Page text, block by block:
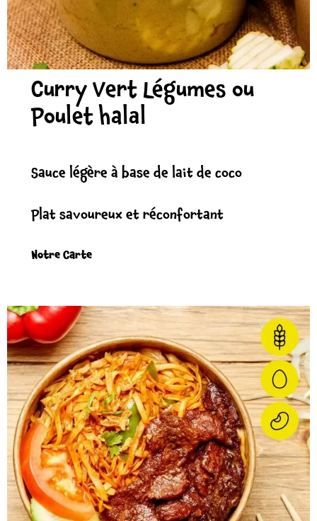
Curry Vert Légumes ou
Poulet halal
Sauce légère à base de lait de coco
Plat savoureux et réconfortant
Notre Carte